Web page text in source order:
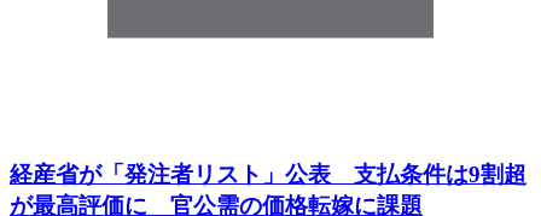
経産省が「発注者リスト」公表 支払条件は9割超
が最高評価に 官公需の価格転嫁に課題